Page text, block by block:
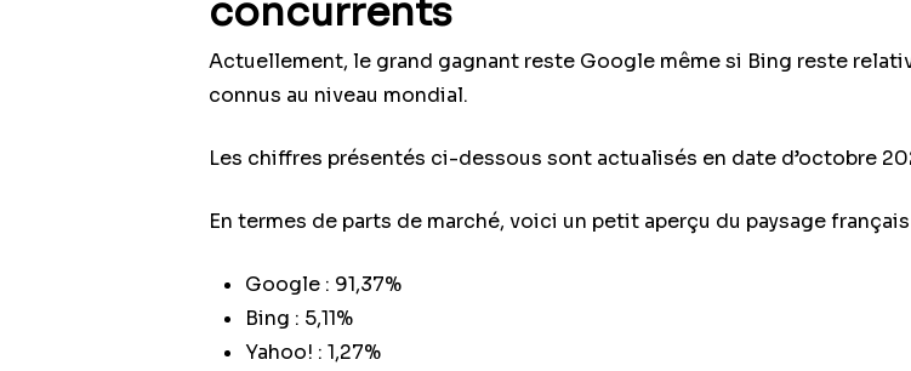
concurrents
Actuellement, le grand gagnant reste Google même si Bing reste
connus au niveau mondial.
Les chiffres présentés ci-dessous sont actualisés en date d’octobre
En termes de parts de marché, voici un petit aperçu du paysage français
Google : 91,37%
Bing : 5,11%
Yahoo! : 1,27%